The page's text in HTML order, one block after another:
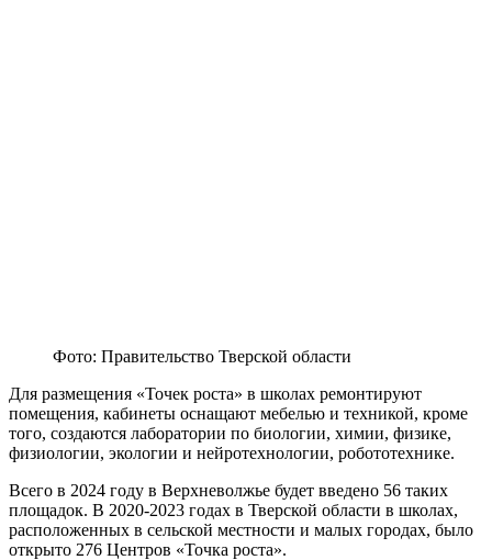
Фото: Правительство Тверской области
Для размещения «Точек роста» в школах ремонтируют
помещения, кабинеты оснащают мебелью и техникой, кроме
того, создаются лаборатории по биологии, химии, физике,
физиологии, экологии и нейротехнологии, робототехнике.
Всего в 2024 году в Верхневолжье будет введено 56 таких
площадок. В 2020-2023 годах в Тверской области в школах,
расположенных в сельской местности и малых городах, было
открыто 276 Центров «Точка роста».